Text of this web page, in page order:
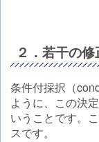
２．若干の
条件付採択（
ように、この決
いうことです。
スです。